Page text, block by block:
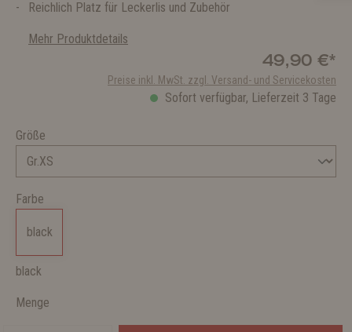
Reichlich Platz für Leckerlis und Zubehör
Mehr Produktdetails
49,90 €*
Preise inkl. MwSt. zzgl. Versand- und Servicekosten
Sofort verfügbar, Lieferzeit 3 Tage
Größe
Farbe
black
black
Menge